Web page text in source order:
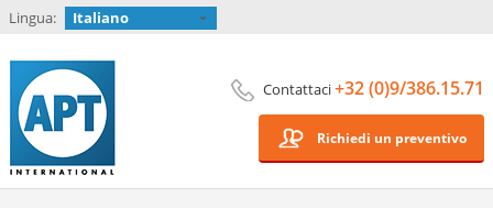
Lingua: Italiano
Contattaci+32 (0)9/386.15.71
Richiedi un preventivo